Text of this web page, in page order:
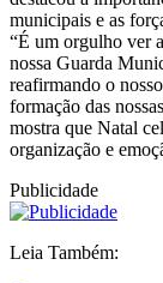
municipais e as
“É um orgulho ver
nossa Guarda
reafirmando o
formação das
mostra que Natal
organização e
Publicidade
Leia Também: